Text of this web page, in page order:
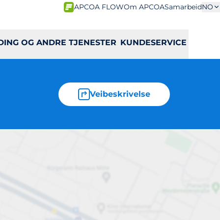
APCOA FLOWOm APCOASamarbeidNO
OG ANDRE TJENESTER KUNDESERVICE
Veibeskrivelse